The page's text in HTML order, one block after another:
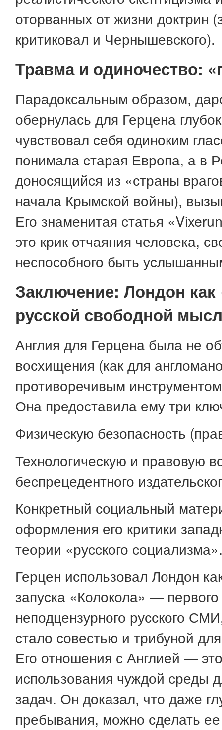
оторванных от жизни доктрин
критиковал и Чернышевского).
Травма и одиночество:
Парадоксальным образом,
обернулась для Герцена
чувствовал себя одиноким
понимала старая Европа, а в
доносящийся из «страны
начала Крымской войны),
Его знаменитая статья
это крик отчаяния человека,
неспособного быть
Заключение: Лондон
русской свободной
Англия для Герцена была не
восхищения (как для
противоречивым
Она предоставила ему три
Физическую безопасность
Технологическую и правовую
беспрецедентного
Конкретный социальный
оформления его критики
теории «русского социализма».
Герцен использовал Лондон
запуска «Колокола» —
неподцензурного русского
стало совестью и трибуной
Его отношения с Англией —
использования чуждой среды
задач. Он доказал, что даже
пребывания, можно сделать